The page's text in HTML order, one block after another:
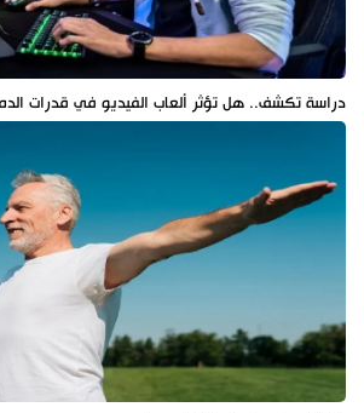
دراسة تكشف.. هل تؤثر ألعاب الفيديو في قدرات